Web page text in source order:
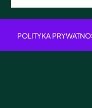
POLITYKA